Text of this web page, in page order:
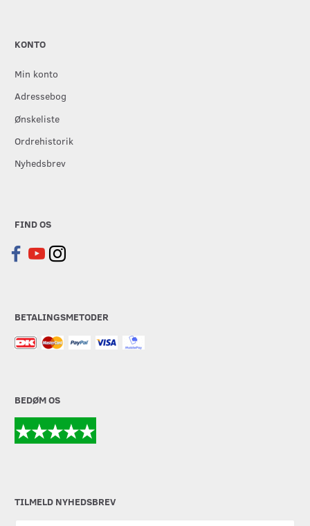
KONTO
Min konto
Adressebog
Ønskeliste
Ordrehistorik
Nyhedsbrev
FIND OS
BETALINGSMETODER
BEDØM OS
TILMELD NYHEDSBREV